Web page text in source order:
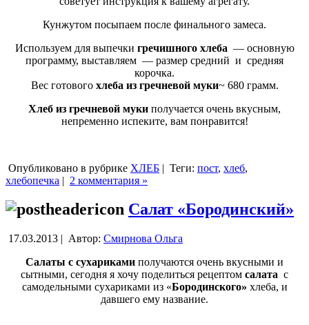
Кунжутом посыпаем после финального замеса.
Используем для выпечки гречишного хлеба — основную
программу, выставляем — размер средний и средняя
корочка.
Вес готового хлеба из гречневой муки~ 680 грамм.
Хлеб из гречневой муки получается очень вкусным,
непременно испеките, вам понравится!
Опубликовано в рубрике ХЛЕБ | Теги: пост, хлеб,
хлебопечка | 2 комментария »
Салат «Бородинский»
17.03.2013 | Автор: Смирнова Ольга
Салаты с сухариками получаются очень вкусными и
сытными, сегодня я хочу поделиться рецептом салата с
самодельными сухариками из «Бородинского» хлеба, и
давшего ему название.